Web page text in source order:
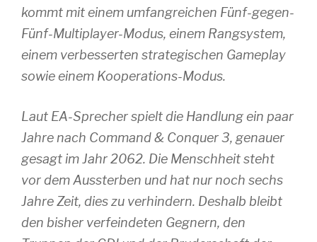
kommt mit einem umfangreichen Fünf-gegen-
Fünf-Multiplayer-Modus, einem Rangsystem,
einem verbesserten strategischen Gameplay
sowie einem Kooperations-Modus.
Laut EA-Sprecher spielt die Handlung ein paar
Jahre nach Command & Conquer 3, genauer
gesagt im Jahr 2062. Die Menschheit steht
vor dem Aussterben und hat nur noch sechs
Jahre Zeit, dies zu verhindern. Deshalb bleibt
den bisher verfeindeten Gegnern, den